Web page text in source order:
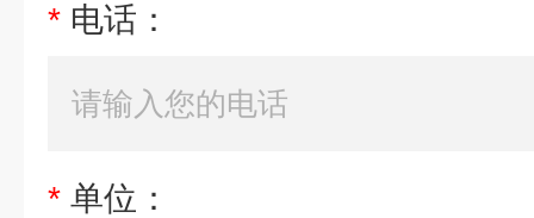
* 电话：
* 单位：